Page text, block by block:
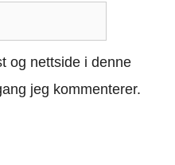
og nettside i denne
jeg kommenterer.